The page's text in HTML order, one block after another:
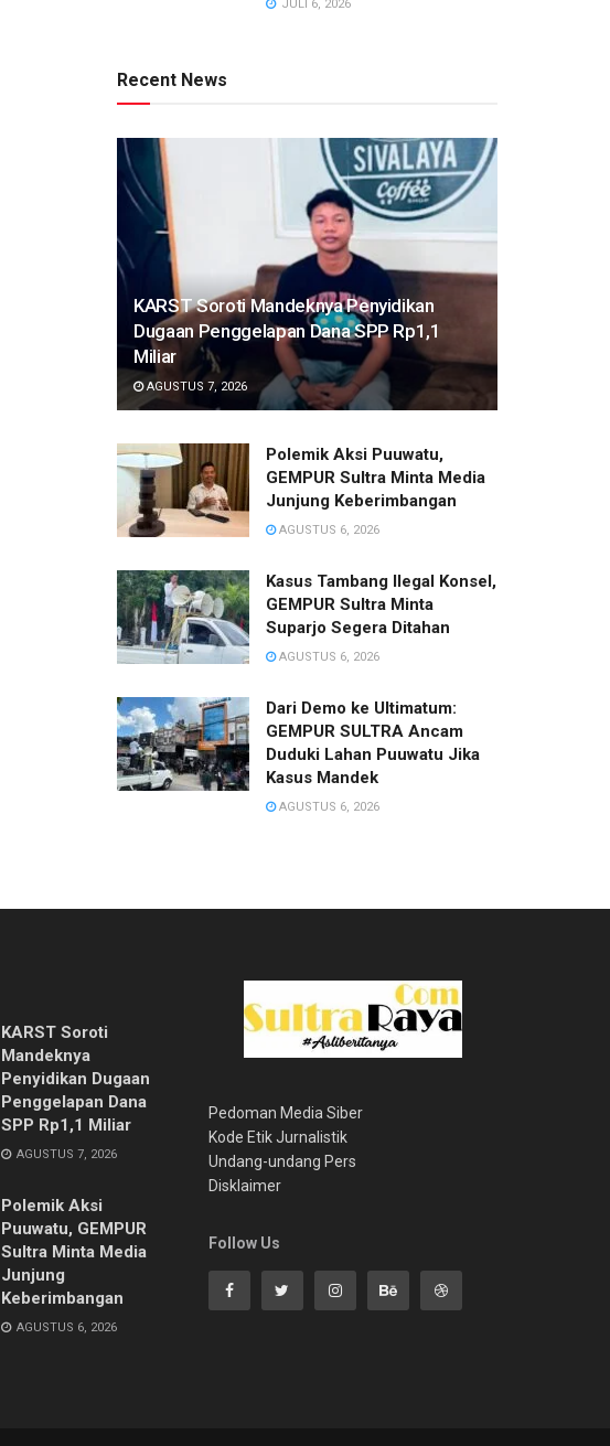
JULI 6, 2026
Recent News
KARST Soroti Mandeknya Penyidikan
Dugaan Penggelapan Dana SPP Rp1,1
Miliar
AGUSTUS 7, 2026
Polemik Aksi Puuwatu,
GEMPUR Sultra Minta Media
Junjung Keberimbangan
AGUSTUS 6, 2026
Kasus Tambang Ilegal Konsel,
GEMPUR Sultra Minta
Suparjo Segera Ditahan
AGUSTUS 6, 2026
Dari Demo ke Ultimatum:
GEMPUR SULTRA Ancam
Duduki Lahan Puuwatu Jika
Kasus Mandek
AGUSTUS 6, 2026
KARST Soroti
Mandeknya
Penyidikan Dugaan
Penggelapan Dana
SPP Rp1,1 Miliar
AGUSTUS 7, 2026
Polemik Aksi
Puuwatu, GEMPUR
Sultra Minta Media
Junjung
Keberimbangan
AGUSTUS 6, 2026
Pedoman Media Siber
Kode Etik Jurnalistik
Undang-undang Pers
Disklaimer
Follow Us